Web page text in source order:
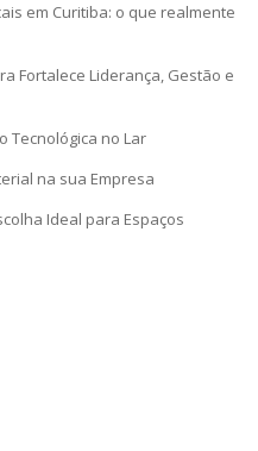
em Curitiba: o que realmente
Fortalece Liderança, Gestão e
Tecnológica no Lar
na sua Empresa
Ideal para Espaços